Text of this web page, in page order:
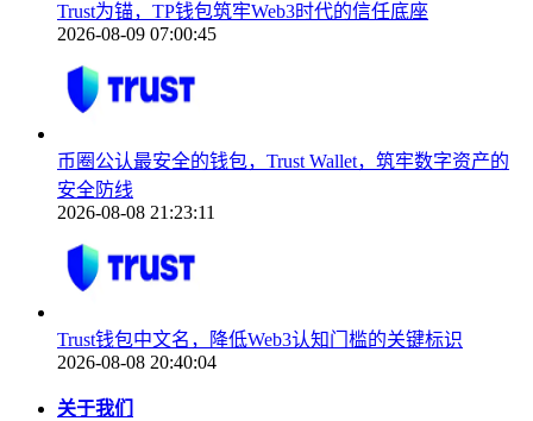
Trust为锚，TP钱包筑牢Web3时代的信任底座
2026-08-09 07:00:45
币圈公认最安全的钱包，Trust Wallet，筑牢数字资产的
安全防线
2026-08-08 21:23:11
Trust钱包中文名，降低Web3认知门槛的关键标识
2026-08-08 20:40:04
关于我们